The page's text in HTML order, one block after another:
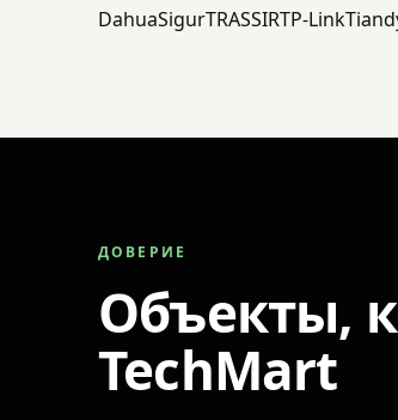
DahuaSigurTRASSIRTP-Link
ДОВЕРИЕ
Объекты,
TechMart